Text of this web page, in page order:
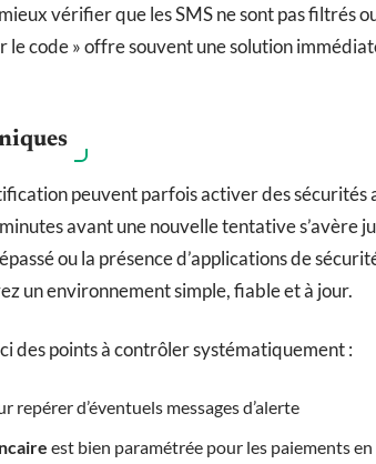
vérifier que les SMS ne sont pas filtrés
le code » offre souvent une solution
peuvent parfois activer des sécurités
avant une nouvelle tentative s’avère
ou la présence d’applications de
un environnement simple, fiable et à jour.
des points à contrôler systématiquement :
repérer d’éventuels messages d’alerte
est bien paramétrée pour les paiements